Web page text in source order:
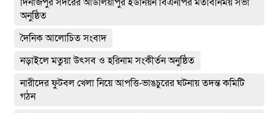
অনুষ্ঠিত
দৈনিক আলোচিত সংবাদ
নড়াইলে মতুয়া উৎসব ও হরিনাম সংকীর্তন অনুষ্ঠিত
নারীদের ফুটবল খেলা নিয়ে আপত্তি-ভাঙচুরের ঘটনায় তদন্ত কমিটি
গঠন